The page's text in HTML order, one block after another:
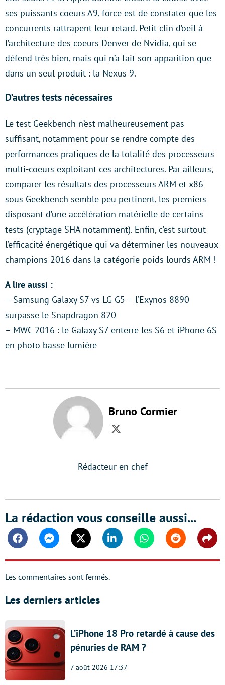
ses puissants coeurs A9, force est de constater que les
concurrents rattrapent leur retard. Petit clin d’oeil à
l’architecture des coeurs Denver de Nvidia, qui se
défend très bien, mais qui n’a fait son apparition que
dans un seul produit : la Nexus 9.
D’autres tests nécessaires
Le test Geekbench n’est malheureusement pas
suffisant, notamment pour se rendre compte des
performances pratiques de la totalité des processeurs
multi-coeurs exploitant ces architectures. Par ailleurs,
comparer les résultats des processeurs ARM et x86
sous Geekbench semble peu pertinent, les premiers
disposant d’une accélération matérielle de certains
tests (cryptage SHA notamment). Enfin, c’est surtout
l’efficacité énergétique qui va déterminer les nouveaux
champions 2016 dans la catégorie poids lourds ARM !
A lire aussi :
– Samsung Galaxy S7 vs LG G5 – l’Exynos 8890
surpasse le Snapdragon 820
– MWC 2016 : le Galaxy S7 enterre les S6 et iPhone 6S
en photo basse lumière
Bruno Cormier
Twitter
Rédacteur en chef
La rédaction vous conseille aussi...
FacebookMessengerTwitter Linkedin WhatsappReddit
Les commentaires sont fermés.
Les derniers articles
L’iPhone 18 Pro retardé à cause des
pénuries de RAM ?
7 août 2026 17:37